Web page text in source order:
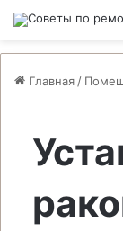
Главная /